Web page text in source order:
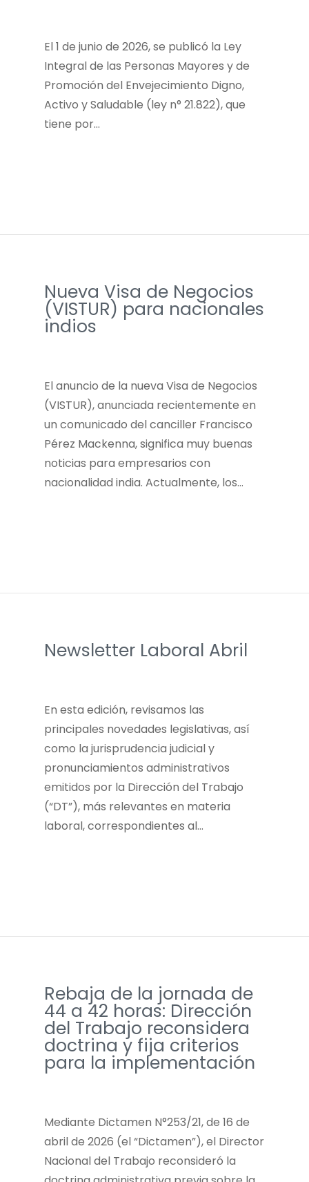
El 1 de junio de 2026, se publicó la Ley
Integral de las Personas Mayores y de
Promoción del Envejecimiento Digno,
Activo y Saludable (ley n° 21.822), que
tiene por…
Nueva Visa de Negocios
(VISTUR) para nacionales
indios
El anuncio de la nueva Visa de Negocios
(VISTUR), anunciada recientemente en
un comunicado del canciller Francisco
Pérez Mackenna, significa muy buenas
noticias para empresarios con
nacionalidad india. Actualmente, los…
Newsletter Laboral Abril
En esta edición, revisamos las
principales novedades legislativas, así
como la jurisprudencia judicial y
pronunciamientos administrativos
emitidos por la Dirección del Trabajo
(“DT”), más relevantes en materia
laboral, correspondientes al…
Rebaja de la jornada de
44 a 42 horas: Dirección
del Trabajo reconsidera
doctrina y fija criterios
para la implementación
Mediante Dictamen N°253/21, de 16 de
abril de 2026 (el “Dictamen”), el Director
Nacional del Trabajo reconsideró la